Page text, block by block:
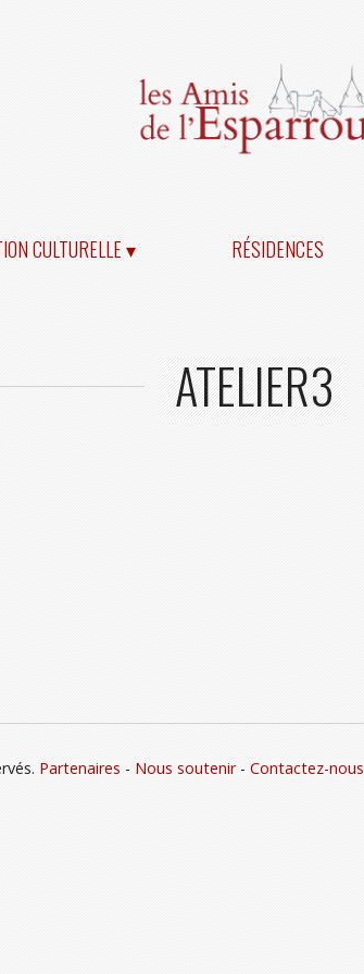
CULTURELLE ▾ RÉSIDENCES
ATELIER3
Partenaires - Nous soutenir- Contactez-nous